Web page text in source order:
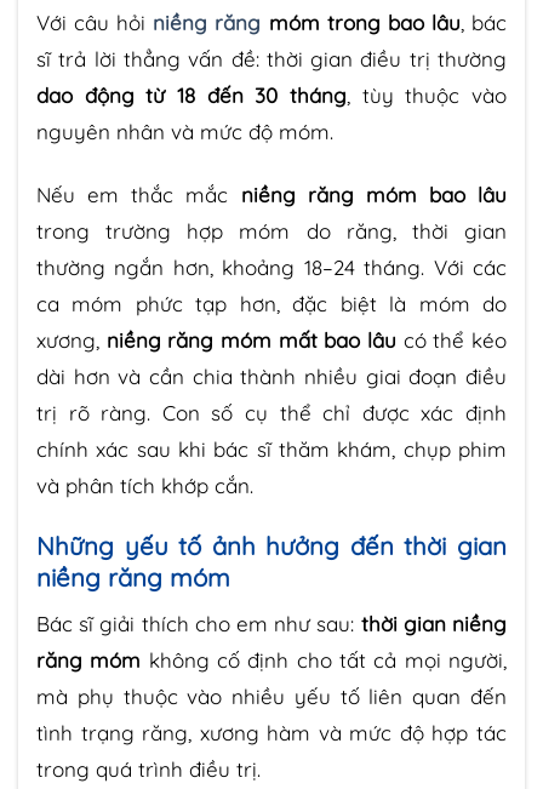
Với câu hỏi niềng răng móm trong bao lâu , bác
sĩ trả lời thẳng vấn đề: thời gian điều trị thường
dao động từ 18 đến 30 tháng , tùy thuộc vào
nguyên nhân và mức độ móm.
Nếu em thắc mắc niềng răng móm bao lâu
trong trường hợp móm do răng, thời gian
thường ngắn hơn, khoảng 18–24 tháng. Với các
ca móm phức tạp hơn, đặc biệt là móm do
xương, niềng răng móm mất bao lâu có thể kéo
dài hơn và cần chia thành nhiều giai đoạn điều
trị rõ ràng. Con số cụ thể chỉ được xác định
chính xác sau khi bác sĩ thăm khám, chụp phim
và phân tích khớp cắn.
Những yếu tố ảnh hưởng đến thời gian
niềng răng móm
Bác sĩ giải thích cho em như sau: thời gian niềng
răng móm không cố định cho tất cả mọi người,
mà phụ thuộc vào nhiều yếu tố liên quan đến
tình trạng răng, xương hàm và mức độ hợp tác
trong quá trình điều trị.